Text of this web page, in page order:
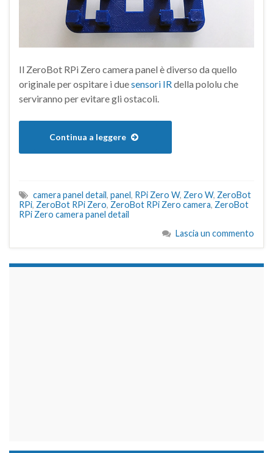
Il ZeroBot RPi Zero camera panel è diverso da quello
originale per ospitare i duesensori IRdella pololu che
serviranno per evitare gli ostacoli.
Continua a leggere
camera panel detail, panel, RPi Zero W, Zero W, ZeroBot
RPi, ZeroBot RPi Zero, ZeroBot RPi Zero camera, ZeroBot
RPi Zero camera panel detail
Lascia un commento